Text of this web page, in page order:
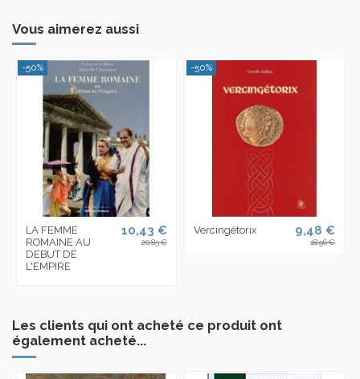
Vous aimerez aussi
-50%
LA FEMME
ROMAINE AU
DEBUT DE
L'EMPIRE
10,43 €
20,85 €
-50%
Vercingétorix 9,48 €
18,96 €
Les clients qui ont acheté ce produit ont
également acheté...